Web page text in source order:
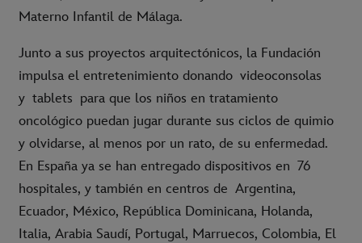
Materno Infantil de Málaga.
Junto a sus proyectos arquitectónicos, la Fundación
impulsa el entretenimiento donando videoconsolas
y tablets para que los niños en tratamiento
oncológico puedan jugar durante sus ciclos de quimio
y olvidarse, al menos por un rato, de su enfermedad.
En España ya se han entregado dispositivos en 76
hospitales, y también en centros de Argentina,
Ecuador, México, República Dominicana, Holanda,
Italia, Arabia Saudí, Portugal, Marruecos, Colombia, El